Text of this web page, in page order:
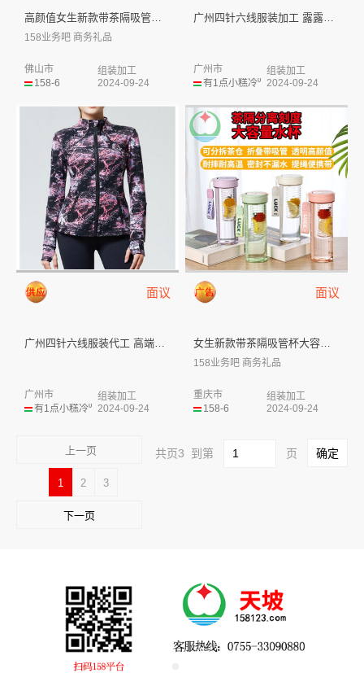
高颜值女生新款带茶隔吸管杯大容...
158业务吧 商务礼品
158-6
佛山市
组装加工
2024-09-24
广州四针六线服装加工 露露瑜伽...
有1点小糕冷⁰
广州市
组装加工
2024-09-24
面议
广州四针六线服装代工 高端婴幼...
有1点小糕冷⁰
广州市
组装加工
2024-09-24
面议
女生新款带茶隔吸管杯大容量便携...
158业务吧 商务礼品
158-6
重庆市
组装加工
2024-09-24
上一页
1 2 3
下一页
共页3 到第 页